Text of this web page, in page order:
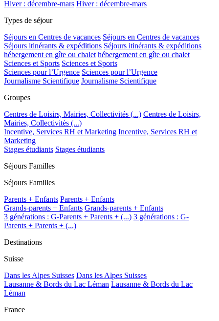
Hiver : décembre-mars Hiver : décembre-mars
Types de séjour
Séjours en Centres de vacances Séjours en Centres de vacances
Séjours itinérants & expéditions Séjours itinérants & expéditions
hébergement en gîte ou chalet hébergement en gîte ou chalet
Sciences et Sports Sciences et Sports
Sciences pour l’Urgence Sciences pour l’Urgence
Journalisme Scientifique Journalisme Scientifique
Groupes
Centres de Loisirs, Mairies, Collectivités (...) Centres de Loisirs,
Mairies, Collectivités (...)
Incentive, Services RH et Marketing Incentive, Services RH et
Marketing
Stages étudiants Stages étudiants
Séjours Familles
Séjours Familles
Parents + Enfants Parents + Enfants
Grands-parents + Enfants Grands-parents + Enfants
3 générations : G-Parents + Parents + (...) 3 générations : G-
Parents + Parents + (...)
Destinations
Suisse
Dans les Alpes Suisses Dans les Alpes Suisses
Lausanne & Bords du Lac Léman Lausanne & Bords du Lac
Léman
France